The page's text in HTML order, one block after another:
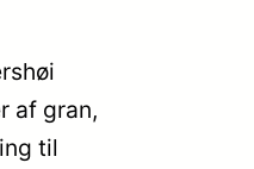
af gran,
til